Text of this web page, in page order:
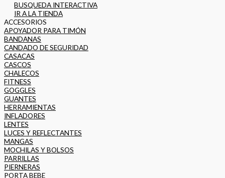
BUSQUEDA INTERACTIVA
IR A LA TIENDA
ACCESORIOS
APOYADOR PARA TIMÓN
BANDANAS
CANDADO DE SEGURIDAD
CASACAS
CASCOS
CHALECOS
FITNESS
GOGGLES
GUANTES
HERRAMIENTAS
INFLADORES
LENTES
LUCES Y REFLECTANTES
MANGAS
MOCHILAS Y BOLSOS
PARRILLAS
PIERNERAS
PORTA BEBE